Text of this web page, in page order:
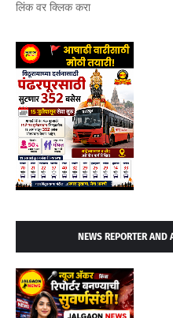
लिंक वर क्लिक करा
NEWS REPORTER